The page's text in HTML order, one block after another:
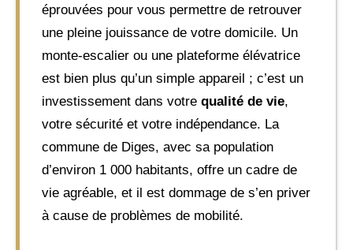
éprouvées pour vous permettre de retrouver
une pleine jouissance de votre domicile. Un
monte-escalier ou une plateforme élévatrice
est bien plus qu’un simple appareil ; c’est un
investissement dans votre qualité de vie,
votre sécurité et votre indépendance. La
commune de Diges, avec sa population
d’environ 1 000 habitants, offre un cadre de
vie agréable, et il est dommage de s’en priver
à cause de problèmes de mobilité.